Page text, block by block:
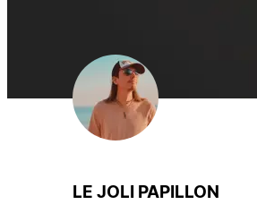
LE JOLI PAPILLON